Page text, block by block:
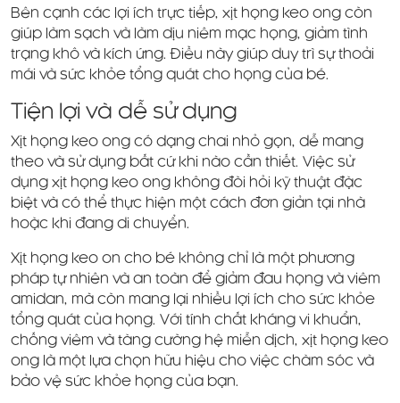
Bên cạnh các lợi ích trực tiếp, xịt họng keo ong còn
giúp làm sạch và làm dịu niêm mạc họng, giảm tình
trạng khô và kích ứng. Điều này giúp duy trì sự thoải
mái và sức khỏe tổng quát cho họng của bé.
Tiện lợi và dễ sử dụng
Xịt họng keo ong có dạng chai nhỏ gọn, dễ mang
theo và sử dụng bất cứ khi nào cần thiết. Việc sử
dụng xịt họng keo ong không đòi hỏi kỹ thuật đặc
biệt và có thể thực hiện một cách đơn giản tại nhà
hoặc khi đang di chuyển.
Xịt họng keo on cho bé không chỉ là một phương
pháp tự nhiên và an toàn để giảm đau họng và viêm
amidan, mà còn mang lại nhiều lợi ích cho sức khỏe
tổng quát của họng. Với tính chất kháng vi khuẩn,
chống viêm và tăng cường hệ miễn dịch, xịt họng keo
ong là một lựa chọn hữu hiệu cho việc chăm sóc và
bảo vệ sức khỏe họng của bạn.